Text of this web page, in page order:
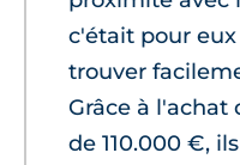
c'était pour
trouver
Grâce à l'achat
de 110.000 €,